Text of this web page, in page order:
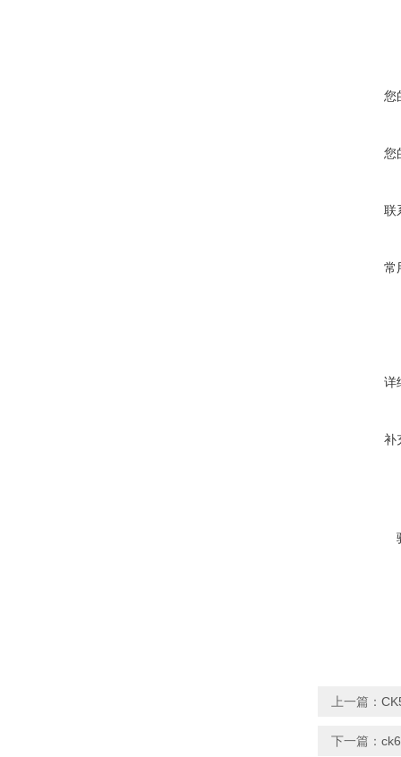
您
您
联
常
详
补
上一篇：
下一篇：